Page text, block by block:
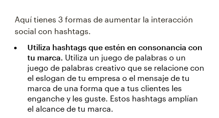
Aquí tienes 3 formas de aumentar la interacción
social con hashtags.
Utiliza hashtags que estén en consonancia con
tu marca. Utiliza un juego de palabras o un
juego de palabras creativo que se relacione con
el eslogan de tu empresa o el mensaje de tu
marca de una forma que a tus clientes les
enganche y les guste. Estos hashtags amplían
el alcance de tu marca.